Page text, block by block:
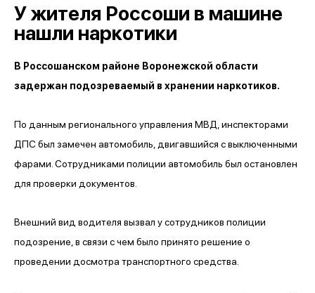
У жителя Россоши в машине
нашли наркотики
В Россошанском районе Воронежской области
задержан подозреваемый в хранении наркотиков.
По данным регионального управления МВД, инспекторами
ДПС был замечен автомобиль, двигавшийся с выключенными
фарами. Сотрудниками полиции автомобиль был остановлен
для проверки документов.
Внешний вид водителя вызвал у сотрудников полиции
подозрение, в связи с чем было принято решение о
проведении досмотра транспортного средства.